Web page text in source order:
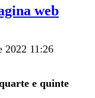
web
2022 11:26
e quinte